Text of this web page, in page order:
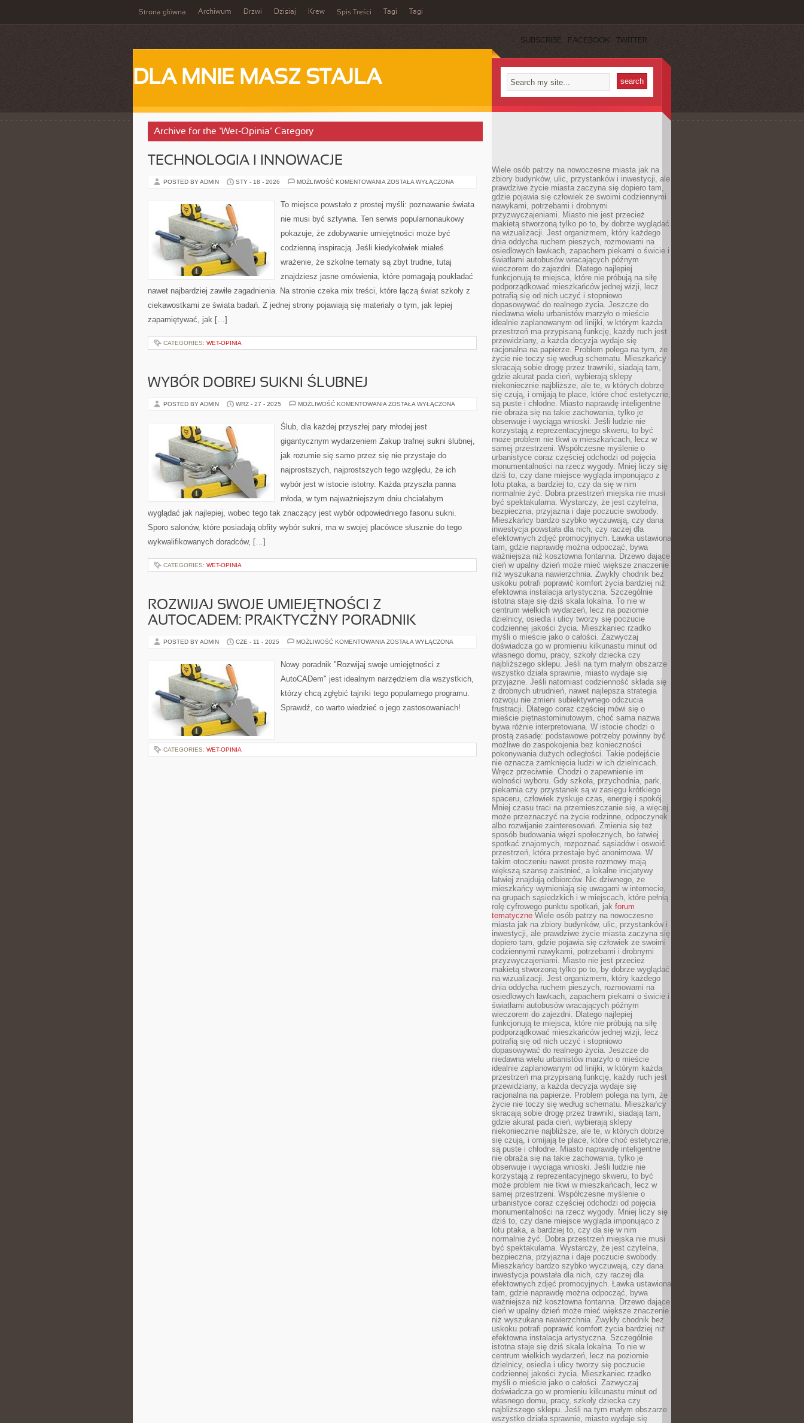
Strona główna Archiwum Drzwi Dzisiaj Krew Spis Treści Tagi Tagi
SUBSCRIBE FACEBOOK TWITTER
DLA MNIE MASZ STAJLA
Archive for the ‘Wet-Opinia’ Category
TECHNOLOGIA I INNOWACJE
POSTED BY ADMIN STY - 18 - 2026 MOŻLIWOŚĆ KOMENTOWANIA TECHNOLOGIA
ZOSTAŁA WYŁĄCZONA
To miejsce powstało z prostej myśli: poznawanie świata
nie musi być sztywna. Ten serwis popularnonaukowy
pokazuje, że zdobywanie umiejętności może być
codzienną inspiracją. Jeśli kiedykolwiek miałeś
wrażenie, że szkolne tematy są zbyt trudne, tutaj
znajdziesz jasne omówienia, które pomagają poukładać
nawet najbardziej zawiłe zagadnienia. Na stronie czeka mix treści, które łączą świat szkoły z
ciekawostkami ze świata badań. Z jednej strony pojawiają się materiały o tym, jak lepiej
zapamiętywać, jak […]
CATEGORIES: WET-OPINIA
WYBÓR DOBREJ SUKNI ŚLUBNEJ
POSTED BY ADMIN WRZ - 27 - 2025 MOŻLIWOŚĆ KOMENTOWANIA WYBÓR
ŚLUBNEJ
ZOSTAŁA WYŁĄCZONA
Ślub, dla każdej przyszłej pary młodej jest
gigantycznym wydarzeniem Zakup trafnej sukni ślubnej,
jak rozumie się samo przez się nie przystaje do
najprostszych, najprostszych tego względu, że ich
wybór jest w istocie istotny. Każda przyszła panna
młoda, w tym najważniejszym dniu chciałabym
wyglądać jak najlepiej, wobec tego tak znaczący jest wybór odpowiedniego fasonu sukni.
Sporo salonów, które posiadają obfity wybór sukni, ma w swojej placówce słusznie do tego
wykwalifikowanych doradców, […]
CATEGORIES: WET-OPINIA
ROZWIJAJ SWOJE UMIEJĘTNOŚCI Z
AUTOCADEM: PRAKTYCZNY PORADNIK
POSTED BY ADMIN CZE - 11 - 2025 MOŻLIWOŚĆ KOMENTOWANIA ROZWIJAJ
AUTOCADEM:
PORADNIK
ZOSTAŁA WYŁĄCZONA
Nowy poradnik "Rozwijaj swoje umiejętności z
AutoCADem" jest idealnym narzędziem dla wszystkich,
którzy chcą zgłębić tajniki tego popularnego programu.
Sprawdź, co warto wiedzieć o jego zastosowaniach!
CATEGORIES: WET-OPINIA
Wiele osób patrzy na nowoczesne miasta jak na
zbiory budynków, ulic, przystanków i inwestycji, ale
prawdziwe życie miasta zaczyna się dopiero tam,
gdzie pojawia się człowiek ze swoimi codziennymi
nawykami, potrzebami i drobnymi
przyzwyczajeniami. Miasto nie jest przecież
makietą stworzoną tylko po to, by dobrze wyglądać
na wizualizacji. Jest organizmem, który każdego
dnia oddycha ruchem pieszych, rozmowami na
osiedlowych ławkach, zapachem piekarni o świcie i
światłami autobusów wracających późnym
wieczorem do zajezdni. Dlatego najlepiej
funkcjonują te miejsca, które nie próbują na siłę
podporządkować mieszkańców jednej wizji, lecz
potrafią się od nich uczyć i stopniowo
dopasowywać do realnego życia. Jeszcze do
niedawna wielu urbanistów marzyło o mieście
idealnie zaplanowanym od linijki, w którym każda
przestrzeń ma przypisaną funkcję, każdy ruch jest
przewidziany, a każda decyzja wydaje się
racjonalna na papierze. Problem polega na tym, że
życie nie toczy się według schematu. Mieszkańcy
skracają sobie drogę przez trawniki, siadają tam,
gdzie akurat pada cień, wybierają sklepy
niekoniecznie najbliższe, ale te, w których dobrze
się czują, i omijają te place, które choć estetyczne,
są puste i chłodne. Miasto naprawdę inteligentne
nie obraża się na takie zachowania, tylko je
obserwuje i wyciąga wnioski. Jeśli ludzie nie
korzystają z reprezentacyjnego skweru, to być
może problem nie tkwi w mieszkańcach, lecz w
samej przestrzeni. Współczesne myślenie o
urbanistyce coraz częściej odchodzi od pojęcia
monumentalności na rzecz wygody. Mniej liczy się
dziś to, czy dane miejsce wygląda imponująco z
lotu ptaka, a bardziej to, czy da się w nim
normalnie żyć. Dobra przestrzeń miejska nie musi
być spektakularna. Wystarczy, że jest czytelna,
bezpieczna, przyjazna i daje poczucie swobody.
Mieszkańcy bardzo szybko wyczuwają, czy dana
inwestycja powstała dla nich, czy raczej dla
efektownych zdjęć promocyjnych. Ławka ustawiona
tam, gdzie naprawdę można odpocząć, bywa
ważniejsza niż kosztowna fontanna. Drzewo dające
cień w upalny dzień może mieć większe znaczenie
niż wyszukana nawierzchnia. Zwykły chodnik bez
uskoku potrafi poprawić komfort życia bardziej niż
efektowna instalacja artystyczna. Szczególnie
istotna staje się dziś skala lokalna. To nie w
centrum wielkich wydarzeń, lecz na poziomie
dzielnicy, osiedla i ulicy tworzy się poczucie
codziennej jakości życia. Mieszkaniec rzadko
myśli o mieście jako o całości. Zazwyczaj
doświadcza go w promieniu kilkunastu minut od
własnego domu, pracy, szkoły dziecka czy
najbliższego sklepu. Jeśli na tym małym obszarze
wszystko działa sprawnie, miasto wydaje się
przyjazne. Jeśli natomiast codzienność składa się
z drobnych utrudnień, nawet najlepsza strategia
rozwoju nie zmieni subiektywnego odczucia
frustracji. Dlatego coraz częściej mówi się o
mieście piętnastominutowym, choć sama nazwa
bywa różnie interpretowana. W istocie chodzi o
prostą zasadę: podstawowe potrzeby powinny być
możliwe do zaspokojenia bez konieczności
pokonywania dużych odległości. Takie podejście
nie oznacza zamknięcia ludzi w ich dzielnicach.
Wręcz przeciwnie. Chodzi o zapewnienie im
wolności wyboru. Gdy szkoła, przychodnia, park,
piekarnia czy przystanek są w zasięgu krótkiego
spaceru, człowiek zyskuje czas, energię i spokój.
Mniej czasu traci na przemieszczanie się, a więcej
może przeznaczyć na życie rodzinne, odpoczynek
albo rozwijanie zainteresowań. Zmienia się też
sposób budowania więzi społecznych, bo łatwiej
spotkać znajomych, rozpoznać sąsiadów i oswoić
przestrzeń, która przestaje być anonimowa. W
takim otoczeniu nawet proste rozmowy mają
większą szansę zaistnieć, a lokalne inicjatywy
łatwiej znajdują odbiorców. Nic dziwnego, że
mieszkańcy wymieniają się uwagami w internecie,
na grupach sąsiedzkich i w miejscach, które pełnią
rolę cyfrowego punktu spotkań, jak forum
tematyczne Wiele osób patrzy na nowoczesne
miasta jak na zbiory budynków, ulic, przystanków i
inwestycji, ale prawdziwe życie miasta zaczyna się
dopiero tam, gdzie pojawia się człowiek ze swoimi
codziennymi nawykami, potrzebami i drobnymi
przyzwyczajeniami. Miasto nie jest przecież
makietą stworzoną tylko po to, by dobrze wyglądać
na wizualizacji. Jest organizmem, który każdego
dnia oddycha ruchem pieszych, rozmowami na
osiedlowych ławkach, zapachem piekarni o świcie i
światłami autobusów wracających późnym
wieczorem do zajezdni. Dlatego najlepiej
funkcjonują te miejsca, które nie próbują na siłę
podporządkować mieszkańców jednej wizji, lecz
potrafią się od nich uczyć i stopniowo
dopasowywać do realnego życia. Jeszcze do
niedawna wielu urbanistów marzyło o mieście
idealnie zaplanowanym od linijki, w którym każda
przestrzeń ma przypisaną funkcję, każdy ruch jest
przewidziany, a każda decyzja wydaje się
racjonalna na papierze. Problem polega na tym, że
życie nie toczy się według schematu. Mieszkańcy
skracają sobie drogę przez trawniki, siadają tam,
gdzie akurat pada cień, wybierają sklepy
niekoniecznie najbliższe, ale te, w których dobrze
się czują, i omijają te place, które choć estetyczne,
są puste i chłodne. Miasto naprawdę inteligentne
nie obraża się na takie zachowania, tylko je
obserwuje i wyciąga wnioski. Jeśli ludzie nie
korzystają z reprezentacyjnego skweru, to być
może problem nie tkwi w mieszkańcach, lecz w
samej przestrzeni. Współczesne myślenie o
urbanistyce coraz częściej odchodzi od pojęcia
monumentalności na rzecz wygody. Mniej liczy się
dziś to, czy dane miejsce wygląda imponująco z
lotu ptaka, a bardziej to, czy da się w nim
normalnie żyć. Dobra przestrzeń miejska nie musi
być spektakularna. Wystarczy, że jest czytelna,
bezpieczna, przyjazna i daje poczucie swobody.
Mieszkańcy bardzo szybko wyczuwają, czy dana
inwestycja powstała dla nich, czy raczej dla
efektownych zdjęć promocyjnych. Ławka ustawiona
tam, gdzie naprawdę można odpocząć, bywa
ważniejsza niż kosztowna fontanna. Drzewo dające
cień w upalny dzień może mieć większe znaczenie
niż wyszukana nawierzchnia. Zwykły chodnik bez
uskoku potrafi poprawić komfort życia bardziej niż
efektowna instalacja artystyczna. Szczególnie
istotna staje się dziś skala lokalna. To nie w
centrum wielkich wydarzeń, lecz na poziomie
dzielnicy, osiedla i ulicy tworzy się poczucie
codziennej jakości życia. Mieszkaniec rzadko
myśli o mieście jako o całości. Zazwyczaj
doświadcza go w promieniu kilkunastu minut od
własnego domu, pracy, szkoły dziecka czy
najbliższego sklepu. Jeśli na tym małym obszarze
wszystko działa sprawnie, miasto wydaje się